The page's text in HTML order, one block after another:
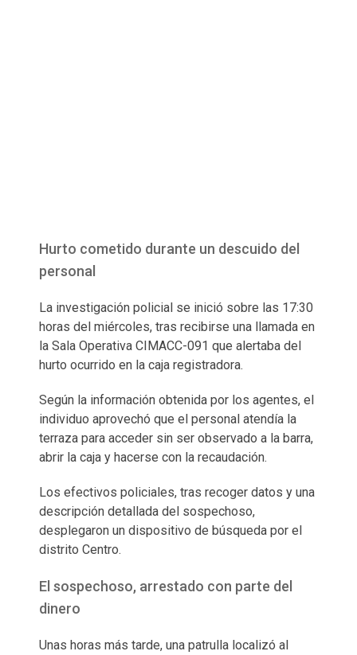
Hurto cometido durante un descuido del
personal
La investigación policial se inició sobre las 17:30
horas del miércoles, tras recibirse una llamada en
la Sala Operativa CIMACC-091 que alertaba del
hurto ocurrido en la caja registradora.
Según la información obtenida por los agentes, el
individuo aprovechó que el personal atendía la
terraza para acceder sin ser observado a la barra,
abrir la caja y hacerse con la recaudación.
Los efectivos policiales, tras recoger datos y una
descripción detallada del sospechoso,
desplegaron un dispositivo de búsqueda por el
distrito Centro.
El sospechoso, arrestado con parte del
dinero
Unas horas más tarde, una patrulla localizó al